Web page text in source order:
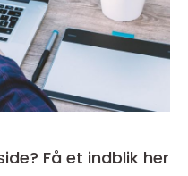
Få et indblik her